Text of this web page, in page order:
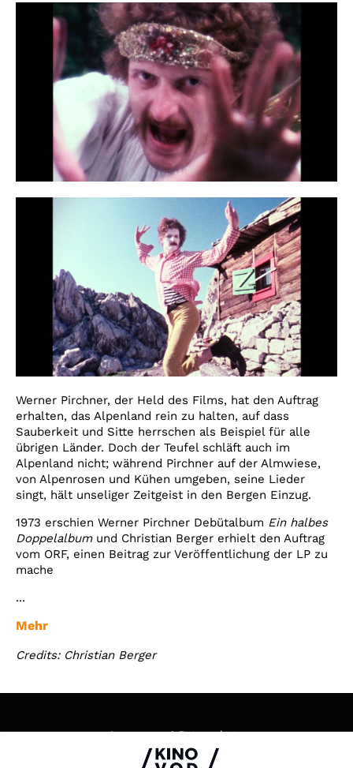
Werner Pirchner, der Held des Films, hat den Auftrag
erhalten, das Alpenland rein zu halten, auf dass
Sauberkeit und Sitte herrschen als Beispiel für alle
übrigen Länder. Doch der Teufel schläft auch im
Alpenland nicht; während Pirchner auf der Almwiese,
von Alpenrosen und Kühen umgeben, seine Lieder
singt, hält unseliger Zeitgeist in den Bergen Einzug.
1973 erschien Werner Pirchner Debütalbum Ein halbes
Doppelalbumund Christian Berger erhielt den Auftrag
vom ORF, einen Beitrag zur Veröffentlichung der LP zu
mache
...
Mehr
Credits: Christian Berger
Impressum & Datenschutz
AGB